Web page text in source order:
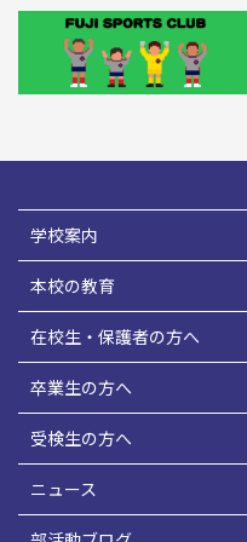
学校案内
本校の教育
在校生・保護者の方へ
卒業生の方へ
受検生の方へ
ニュース